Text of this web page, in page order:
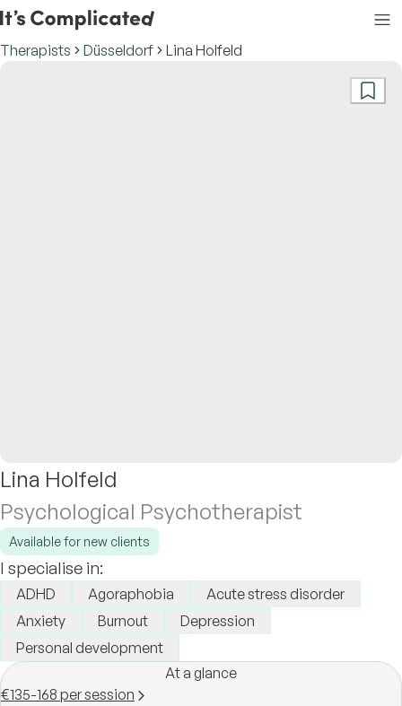
Therapists Düsseldorf Lina Holfeld
Lina Holfeld
Psychological Psychotherapist
Available for new clients
I specialise in:
ADHD Agoraphobia
Acute stress disorder
Anxiety
Burnout
Depression
Personal development
At a glance
€135-168 per session